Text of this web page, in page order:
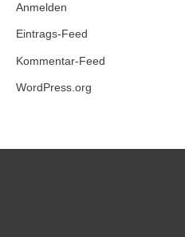
Anmelden
Eintrags-Feed
Kommentar-Feed
WordPress.org